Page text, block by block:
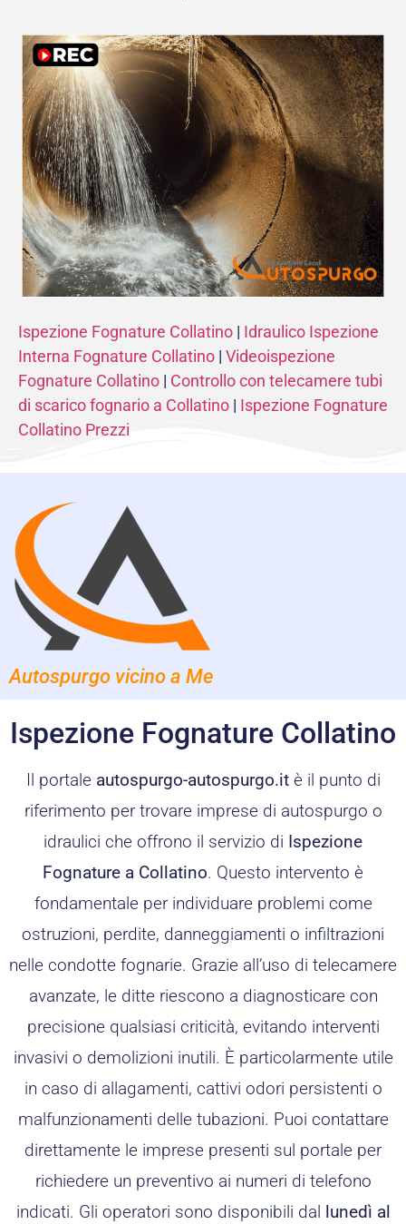
Ispezione Fognature Collatino | Idraulico Ispezione
Interna Fognature Collatino | Videoispezione
Fognature Collatino | Controllo con telecamere tubi
di scarico fognario a Collatino | Ispezione Fognature
Collatino Prezzi
Autospurgo vicino a Me
Ispezione Fognature Collatino
Il portale autospurgo-autospurgo.itè il punto di
riferimento per trovare imprese di autospurgo o
idraulici che offrono il servizio di Ispezione
Fognature a Collatino. Questo intervento è
fondamentale per individuare problemi come
ostruzioni, perdite, danneggiamenti o infiltrazioni
nelle condotte fognarie. Grazie all’uso di telecamere
avanzate, le ditte riescono a diagnosticare con
precisione qualsiasi criticità, evitando interventi
invasivi o demolizioni inutili. È particolarmente utile
in caso di allagamenti, cattivi odori persistenti o
malfunzionamenti delle tubazioni. Puoi contattare
direttamente le imprese presenti sul portale per
richiedere un preventivo ai numeri di telefono
indicati. Gli operatori sono disponibili dal lunedì al